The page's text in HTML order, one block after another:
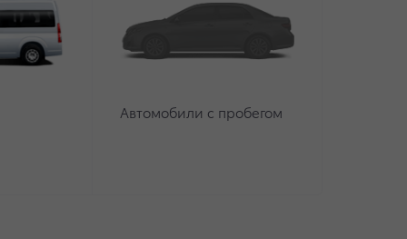
Автомобили с пробегом
отзывной кампании, оснащены сиденьями первого
каркасов сидений и процедуры их проверки на
№ 17.